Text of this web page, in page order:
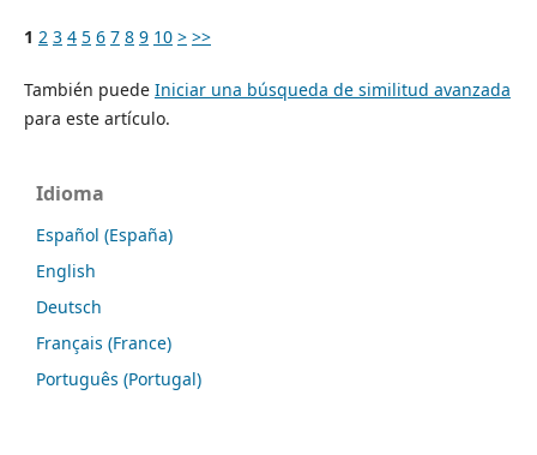
1 2 3 4 5 6 7 8 9 10 > >>
También puede Iniciar una búsqueda de similitud avanzada
para este artículo.
Idioma
Español (España)
English
Deutsch
Français (France)
Português (Portugal)